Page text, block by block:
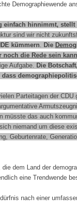
Demographiewende
einfach hinnimmt,
sind wir nicht
kümmern. Die
die Rede sein kann
Aufgabe. Die
Parteitagen der CDU
müsste das auch
niemand um diese
Geburtenrate,
dem Land der
eine Trendwende
nach einer